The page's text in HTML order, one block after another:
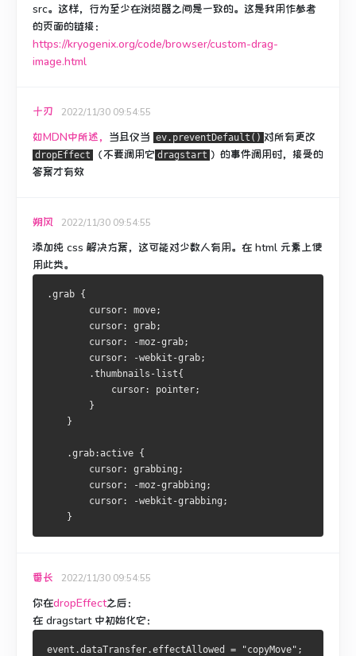
src。 这样，行为至少在浏览器之间是一致的。 这是我用作参考
的页面的链接：
https://kryogenix.org/code/browser/custom-drag-
image.html
十刃 2022/11/30 09:54:55
如MDN中所述， 当且仅当 ev.preventDefault() 对所有更改
dropEffect （不要调用它 dragstart ）的事件调用时，接受的
答案才有效
朔风 2022/11/30 09:54:55
添加纯 css 解决方案，这可能对少数人有用。 在 html 元素上使
用此类。
.grab {
cursor: move;
cursor: grab;
cursor: -moz-grab;
cursor: -webkit-grab;
.thumbnails-list{
cursor: pointer;
        }
    }
.grab:active {
cursor: grabbing;
cursor: -moz-grabbing;
cursor: -webkit-grabbing;
    }
番长 2022/11/30 09:54:55
你在dropEffect之后：
在 dragstart 中初始化它：
event.dataTransfer.effectAllowed = "copyMove" ;